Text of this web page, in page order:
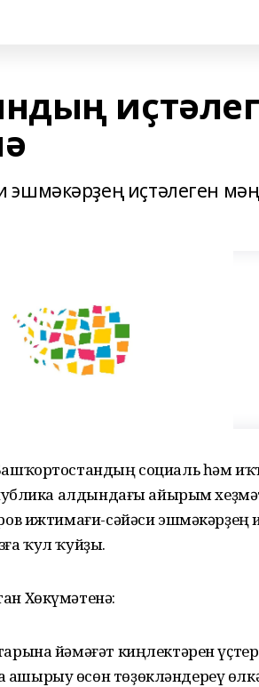
эшмәкәрҙең иҫтәлеген
социаль һәм
алдындағы айырым
ижтимағи-сәйәси эшмәкәрҙең
ҡул ҡуйҙы.
Хөкүмәтенә:
йәмәғәт киңлектәрен
өсөн төҙөкләндереү